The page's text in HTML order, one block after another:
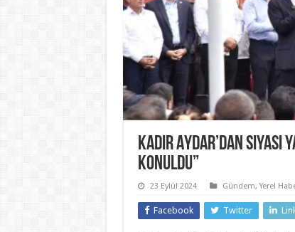
Kadir Aydar’dan Siyasi
Konuldu”
23 Eylül 2024 Gündem,Yerel
Facebook Twitter